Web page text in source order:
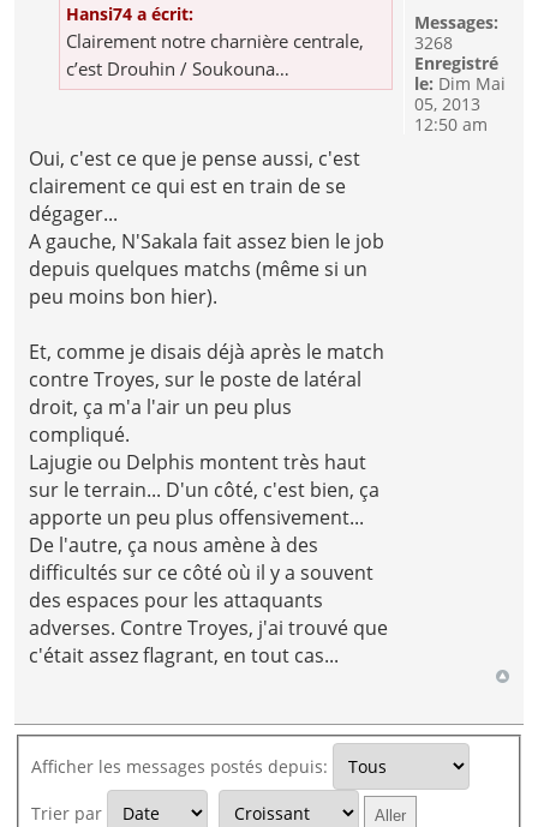
Hansi74 a écrit:
Clairement notre charnière centrale,
c’est Drouhin / Soukouna…
Oui, c'est ce que je pense aussi, c'est
clairement ce qui est en train de se
dégager...
A gauche, N'Sakala fait assez bien le job
depuis quelques matchs (même si un
peu moins bon hier).
Et, comme je disais déjà après le match
contre Troyes, sur le poste de latéral
droit, ça m'a l'air un peu plus
compliqué.
Lajugie ou Delphis montent très haut
sur le terrain... D'un côté, c'est bien, ça
apporte un peu plus offensivement...
De l'autre, ça nous amène à des
difficultés sur ce côté où il y a souvent
des espaces pour les attaquants
adverses. Contre Troyes, j'ai trouvé que
c'était assez flagrant, en tout cas...
Messages:
3268
Enregistré
le: Dim Mai
05, 2013
12:50 am
Afficher les messages postés depuis:
Trier par